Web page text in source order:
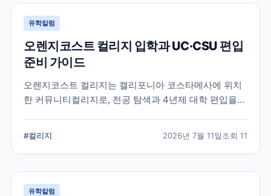
유학칼럼
오렌지코스트 컬리지 입학과 UC·CSU 편입
준비 가이드
오렌지코스트 컬리지는 캘리포니아 코스타메사에 위치
한 커뮤니티컬리지로, 전공 탐색과 4년제 대학 편입을
#컬리지 2026년 7월 11일조회 11
유학칼럼